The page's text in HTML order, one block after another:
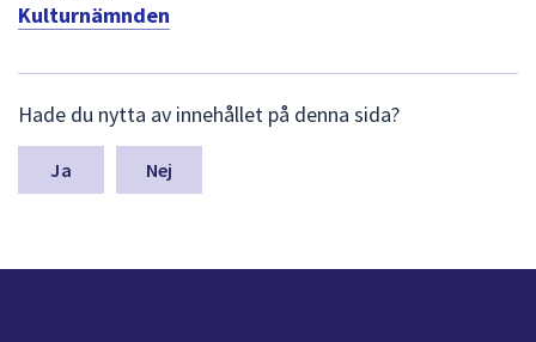
Kulturnämnden
ä
m
a
n
Hade du nytta av innehållet på denna sida?
Nej